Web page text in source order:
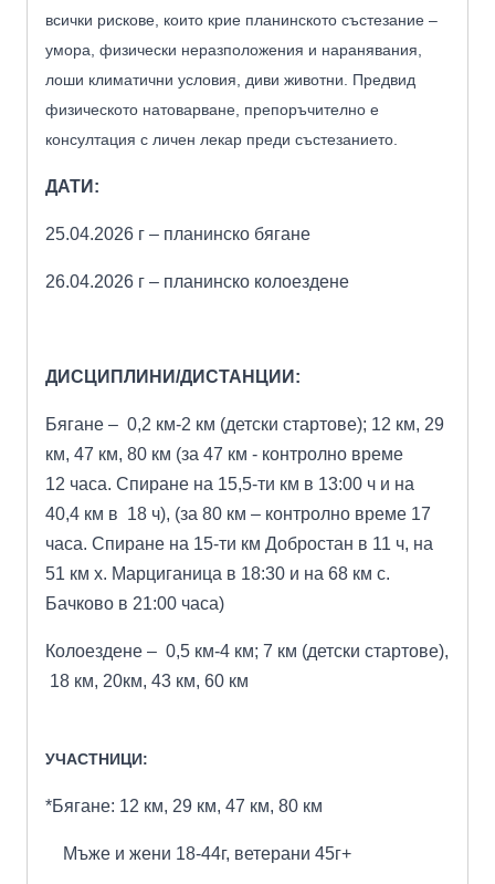
всички рискове, които крие планинското състезание –
умора, физически неразположения и наранявания,
лоши климатични условия, диви животни. Предвид
физическото натоварване, препоръчително е
консултация с личен лекар преди състезанието.
ДАТИ:
25.04.2026 г – планинско бягане
26.04.2026 г – планинско колоездене
ДИСЦИПЛИНИ/ДИСТАНЦИИ:
Бягане – 0,2 км-2 км (детски стартове); 12 км, 29
км, 47 км, 80 км (за 47 км - контролно време
12 часа. Спиране на 15,5-ти км в 13:00 ч и на
40,4 км в 18 ч), (за 80 км – контролно време 17
часа. Спиране на 15-ти км Добростан в 11 ч, на
51 км х. Марциганица в 18:30 и на 68 км с.
Бачково в 21:00 часа)
Колоездене – 0,5 км-4 км; 7 км (детски стартове),
18 км, 20км, 43 км, 60 км
УЧАСТНИЦИ:
*Бягане: 12 км, 29 км, 47 км, 80 км
Мъже и жени 18-44г, ветерани 45г+